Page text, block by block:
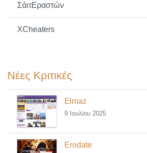
ΣάιτΕραστών
XCheaters
Νέες Κριτικές
Elmaz
9 Ιουλίου 2025
Erodate